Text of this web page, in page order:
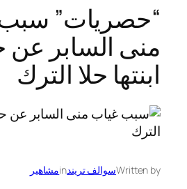
“حصريات”
منى السابر
ابنتها حلا الترك
Written byسوالف تريندinمشاهير